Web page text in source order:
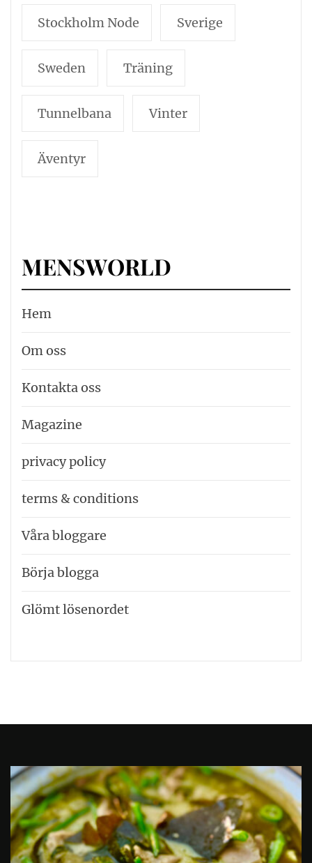
Stockholm Node Sverige
Sweden Träning
Tunnelbana Vinter
Äventyr
MENSWORLD
Hem
Om oss
Kontakta oss
Magazine
privacy policy
terms & conditions
Våra bloggare
Börja blogga
Glömt lösenordet